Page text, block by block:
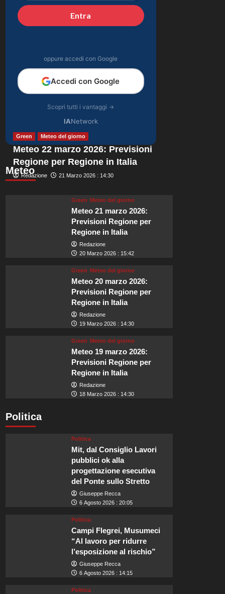
catturano il suo stile
unico e la sua
bellezza.
5
vittima di un ingiusto
attacco mediatico”.
Entra
oppure accedi con Google
Accedi con Google
Scopri tutti i vantaggi →
IANetwork
Meteo
Green Meteo del giorno
Meteo 22 marzo 2026: Previsioni
Regione per Regione in Italia
Redazione 21 Marzo 2026 : 14:30
Green Meteo del giorno
Meteo 21 marzo 2026:
Previsioni Regione per
Regione in Italia
Redazione
20 Marzo 2026 : 15:42
Green Meteo del giorno
Meteo 20 marzo 2026:
Previsioni Regione per
Regione in Italia
Redazione
19 Marzo 2026 : 14:30
Green Meteo del giorno
Meteo 19 marzo 2026:
Previsioni Regione per
Regione in Italia
Redazione
18 Marzo 2026 : 14:30
Politica
Politica
Mit, dal Consiglio Lavori
pubblici ok alla
progettazione esecutiva
del Ponte sullo Stretto
Giuseppe Recca
6 Agosto 2026 : 20:05
Politica
Campi Flegrei, Musumeci
“Al lavoro per ridurre
l’esposizione al rischio”
Giuseppe Recca
6 Agosto 2026 : 14:15
Politica